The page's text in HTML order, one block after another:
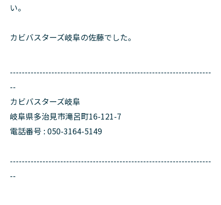
い。
カビバスターズ岐阜の佐藤でした。
--------------------------------------------------------------------
--
カビバスターズ岐阜
岐阜県多治見市滝呂町16-121-7
電話番号 : 050-3164-5149
--------------------------------------------------------------------
--